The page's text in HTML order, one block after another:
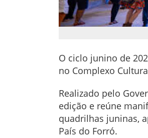
O ciclo junino de
no Complexo
Realizado pelo
edição e reúne
quadrilhas juninas,
País do Forró.